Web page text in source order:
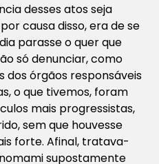
desses atos seja
causa disso, era de se
parasse o quer que
só denunciar, como
dos órgãos responsáveis
o que tivemos, foram
mais progressistas,
sem que houvesse
forte. Afinal, tratava-
supostamente